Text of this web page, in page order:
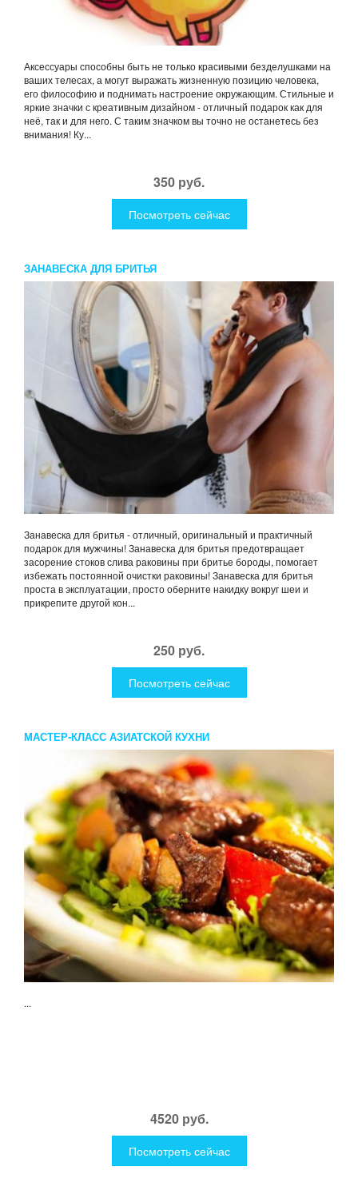
Аксессуары способны быть не только красивыми безделушками на
ваших телесах, а могут выражать жизненную позицию человека,
его философию и поднимать настроение окружающим. Стильные и
яркие значки с креативным дизайном - отличный подарок как для
неё, так и для него. С таким значком вы точно не останетесь без
внимания! Ку...
350 руб.
Посмотреть сейчас
ЗАНАВЕСКА ДЛЯ БРИТЬЯ
Занавеска для бритья - отличный, оригинальный и практичный
подарок для мужчины! Занавеска для бритья предотвращает
засорение стоков слива раковины при бритье бороды, помогает
избежать постоянной очистки раковины! Занавеска для бритья
проста в эксплуатации, просто оберните накидку вокруг шеи и
прикрепите другой кон...
250 руб.
Посмотреть сейчас
МАСТЕР-КЛАСС АЗИАТСКОЙ КУХНИ
...
4520 руб.
Посмотреть сейчас